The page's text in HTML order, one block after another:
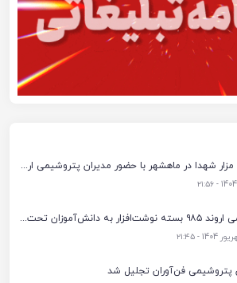
غبارروبی مزار شهدا در ماهشهر با حضور مدیران پتروشیمی اروند و مسئولان شهری
پتروشیمی اروند ۹۸۵ بسته نوشت‌افزار به دانش‌آموزان تحت پوشش کمیته امداد بندرماهشهر اهدا کرد
پتروشیمی فن‌آوران تجلیل شد